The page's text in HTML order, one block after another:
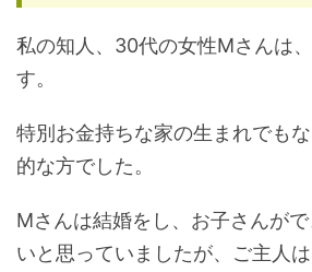
私の知人、30代の女性Mさんは
す。
特別お金持ちな家の生まれでも
的な方でした。
Mさんは結婚をし、お子さんが
いと思っていましたが、ご主人